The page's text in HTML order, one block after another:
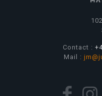
Contact :
Mail :